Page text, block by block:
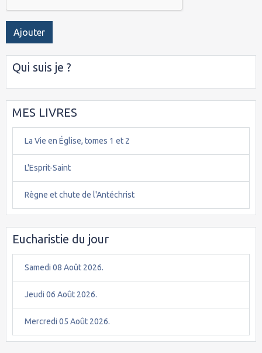
Ajouter
Qui suis je ?
MES LIVRES
La Vie en Église, tomes 1 et 2
L'Esprit-Saint
Règne et chute de l'Antéchrist
Eucharistie du jour
Samedi 08 Août 2026.
Jeudi 06 Août 2026.
Mercredi 05 Août 2026.